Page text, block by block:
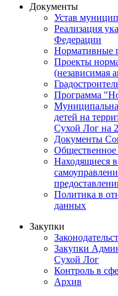
Документы
Устав
Реализация
Федерации
Нормативные
Проекты
(независимая
Программа
детей на
Сухой Лог на
Документы
Находящиеся
Политика в
данных
Закупки
Закупки
Сухой Лог
Контроль в
Архив